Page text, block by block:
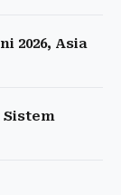
2026, Asia